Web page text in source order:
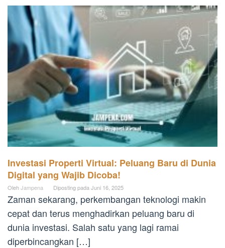
Investasi Properti Virtual: Peluang Baru di Dunia
Digital yang Wajib Dicoba!
OlehJampena Diposting pada Juni 16, 2025
Zaman sekarang, perkembangan teknologi makin
cepat dan terus menghadirkan peluang baru di
dunia investasi. Salah satu yang lagi ramai
diperbincangkan […]